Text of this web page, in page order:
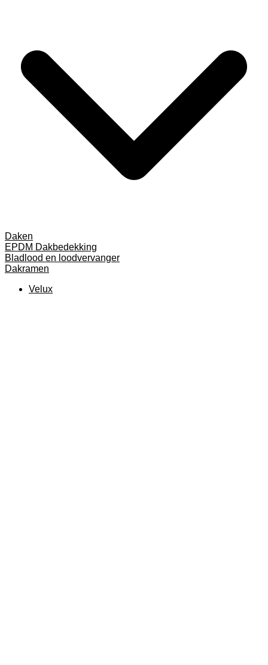
Daken
EPDM Dakbedekking
Bladlood en loodvervanger
Dakramen
Velux